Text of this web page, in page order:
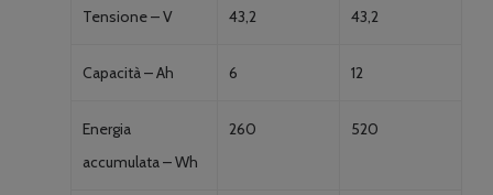
Tensione – V 43,2 43,2
Capacità – Ah 6 12
Energia
accumulata – Wh
260 520